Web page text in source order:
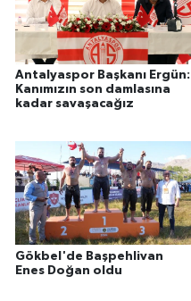
Antalyaspor Başkanı Ergün:
Kanımızın son damlasına
kadar savaşacağız
Gökbel'de Başpehlivan
Enes Doğan oldu